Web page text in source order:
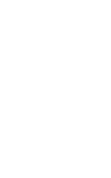
des soins